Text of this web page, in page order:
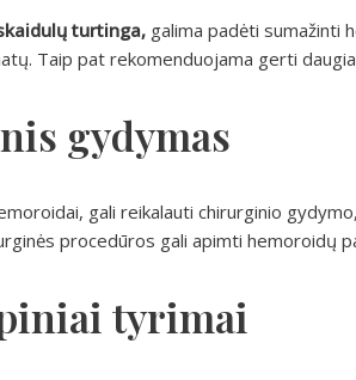
turtinga, galima padėti sumažinti
Taip pat rekomenduojama gerti
gydymas
gali reikalauti chirurginio
procedūros gali apimti hemoroidų
tyrimai